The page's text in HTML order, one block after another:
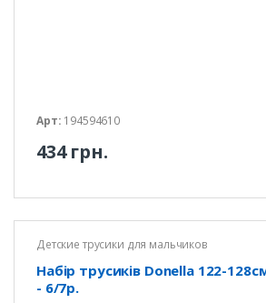
Арт: 194594610
434 грн.
Детские трусики для мальчиков
Набір трусиків Donella 122-
- 6/7р.